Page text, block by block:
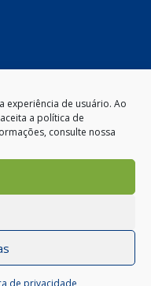
experiência de usuário. Ao
a política de
consulte nossa
de privacidade
ajudar?